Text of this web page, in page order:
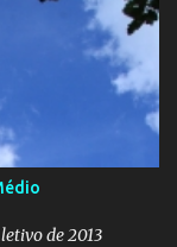
de 2013